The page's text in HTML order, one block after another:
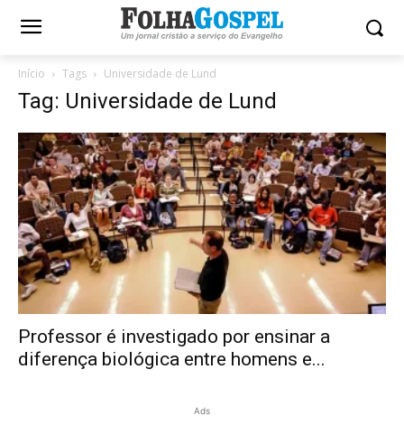
Início Tags Universidade de Lund
Tag: Universidade de Lund
Professor é investigado por ensinar a
diferença biológica entre homens e...
Ads